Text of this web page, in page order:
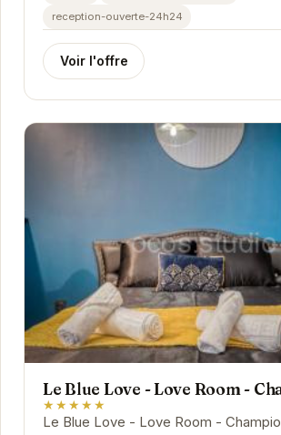
reception-ouverte-24h24
Voir l'offre
Le Blue Love - Love Room -
★★★★★
Le Blue Love - Love Room -